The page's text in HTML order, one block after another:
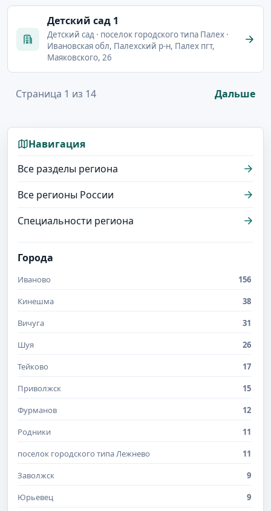
Детский сад 1
Детский сад · поселок городского типа Палех ·
Ивановская обл, Палехский р-н, Палех пгт,
Маяковского, 26
Страница 1 из 14 Дальше
Навигация
Все разделы региона
Все регионы России
Специальности региона
Города
Иваново
156
Кинешма
38
Вичуга
31
Шуя
26
Тейково
17
Приволжск
15
Фурманов
12
Родники
11
поселок городского типа Лежнево
11
Заволжск
9
Юрьевец
9